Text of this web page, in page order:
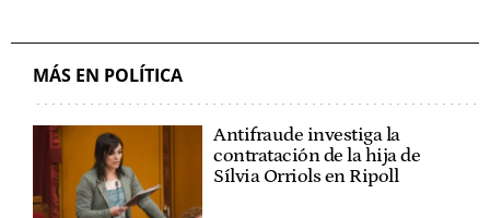
MÁS EN POLÍTICA
Antifraude investiga la
contratación de la hija de
Sílvia Orriols en Ripoll